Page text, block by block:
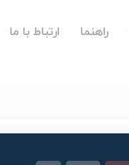
راهنما ارتباط با ما